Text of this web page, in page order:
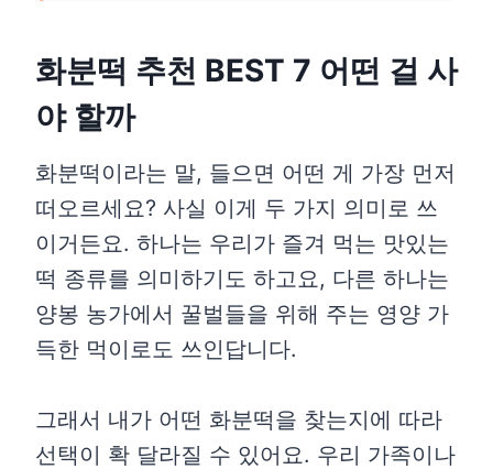
화분떡 추천 BEST 7 어떤 걸 사
야 할까
화분떡이라는 말, 들으면 어떤 게 가장 먼저
떠오르세요? 사실 이게 두 가지 의미로 쓰
이거든요. 하나는 우리가 즐겨 먹는 맛있는
떡 종류를 의미하기도 하고요, 다른 하나는
양봉 농가에서 꿀벌들을 위해 주는 영양 가
득한 먹이로도 쓰인답니다.
그래서 내가 어떤 화분떡을 찾는지에 따라
선택이 확 달라질 수 있어요. 우리 가족이나